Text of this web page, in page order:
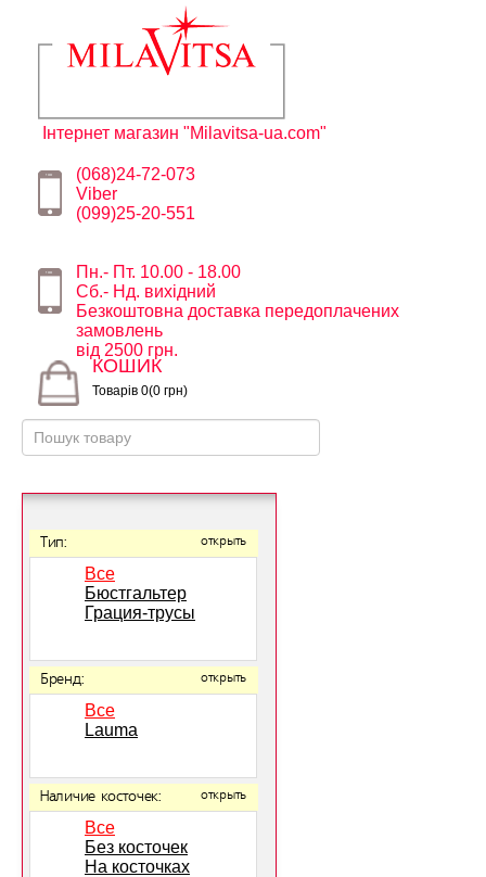
Інтернет магазин "Milavitsa-ua.com"
(068)24-72-073
Viber
(099)25-20-551
Пн.- Пт. 10.00 - 18.00
Сб.- Нд. вихідний
Безкоштовна доставка передоплачених
замовлень
від 2500 грн.
КОШИК
Товарів 0(0 грн)
Тип: открыть
Все
Бюстгальтер
Грация-трусы
Бренд: открыть
Все
Lauma
Наличие косточек: открыть
Все
Без косточек
На косточках